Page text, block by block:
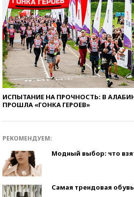
ИСПЫТАНИЕ НА ПРОЧНОСТЬ: В
ПРОШЛА «ГОНКА ГЕРОЕВ»
РЕКОМЕНДУЕМ:
Модный выбор: что
Самая трендовая обувь